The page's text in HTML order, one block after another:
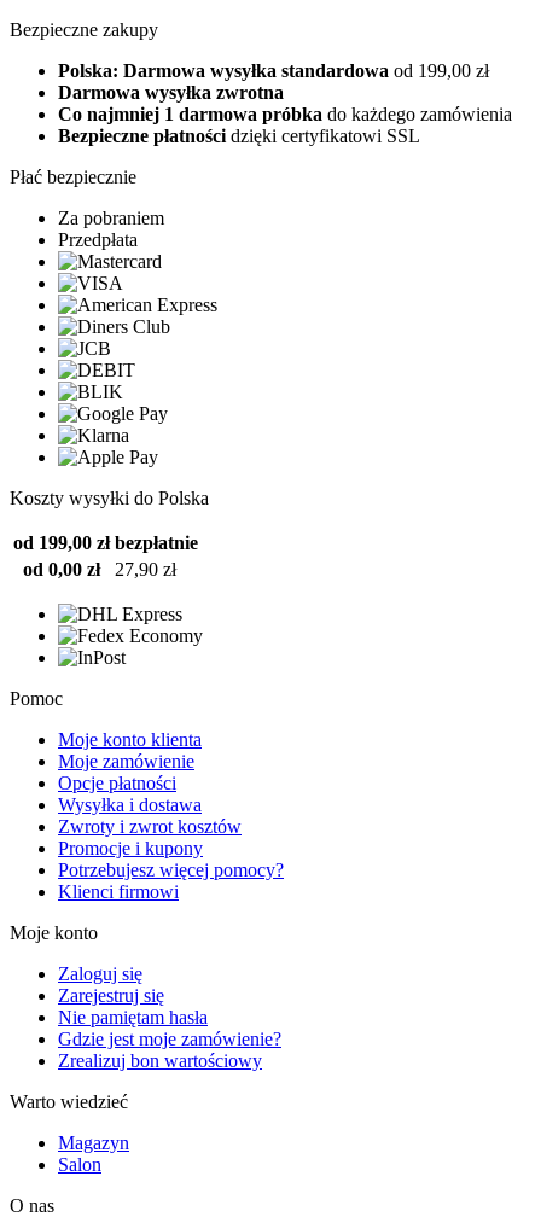
Bezpieczne zakupy
Polska: Darmowa wysyłka standardowa od 199,00 zł
Darmowa wysyłka zwrotna
Co najmniej 1 darmowa próbka do każdego zamówienia
Bezpieczne płatności dzięki certyfikatowi SSL
Płać bezpiecznie
Za pobraniem
Przedpłata
Koszty wysyłki do Polska
od 199,00 zł bezpłatnie
od 0,00 zł
27,90 zł
Pomoc
Moje konto klienta
Moje zamówienie
Opcje płatności
Wysyłka i dostawa
Zwroty i zwrot kosztów
Promocje i kupony
Potrzebujesz więcej pomocy?
Klienci firmowi
Moje konto
Zaloguj się
Zarejestruj się
Nie pamiętam hasła
Gdzie jest moje zamówienie?
Zrealizuj bon wartościowy
Warto wiedzieć
Magazyn
Salon
O nas